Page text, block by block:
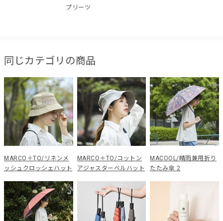
プリーツ
同じカテゴリの商品
MARCO＋TO/リネンメ
ッシュクロッシェハット
MARCO＋TO/コットン
アジャスターベルハット
MACOOL/晴雨兼用折り
たたみ傘 2